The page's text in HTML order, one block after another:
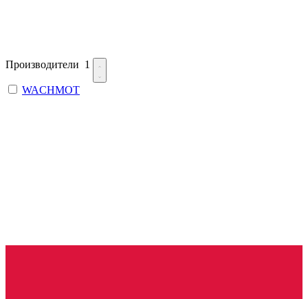
Производители 1
WACHMOT